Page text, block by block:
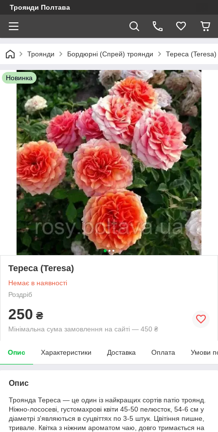
Троянди Полтава
Троянди Бордюрні (Спрей) троянди Тереса (Teresa)
Новинка
Тереса (Teresa)
Немає в наявності
Роздріб
250 ₴
Мінімальна сума замовлення на сайті — 450 ₴
Опис Характеристики Доставка Оплата Умови
Опис
Троянда Тереса — це один із найкращих сортів патіо троянд.
Ніжно-лососеві, густомахрові квіти 45-50 пелюсток, 54-6 см у
діаметрі з'являються в суцвіттях по 3-5 штук. Цвітіння пишне,
тривале. Квітка з ніжним ароматом чаю, довго тримається на